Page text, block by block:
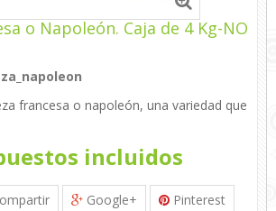
o Napoleón. Caja de 4 Kg-NO
francesa o napoleón, una variedad que
incluidos
Google+ Pinterest